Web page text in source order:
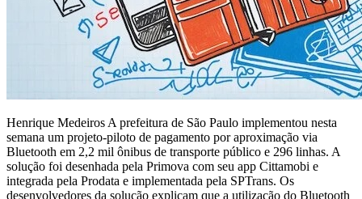
Henrique Medeiros A prefeitura de São Paulo implementou nesta
semana um projeto-piloto de pagamento por aproximação via
Bluetooth em 2,2 mil ônibus de transporte público e 296 linhas. A
solução foi desenhada pela Primova com seu app Cittamobi e
integrada pela Prodata e implementada pela SPTrans. Os
desenvolvedores da solução explicam que a utilização do Bluetooth